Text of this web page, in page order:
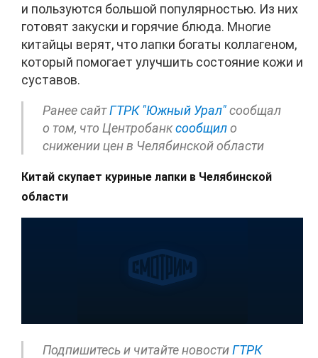
и пользуются большой популярностью. Из них
готовят закуски и горячие блюда. Многие
китайцы верят, что лапки богаты коллагеном,
который помогает улучшить состояние кожи и
суставов.
Ранее сайтГТРК "Южный Урал"сообщал
о том, что Центробанксообщило
снижении цен в Челябинской области
Китай скупает куриные лапки в Челябинской
области
Подпишитесь и читайте новостиГТРК